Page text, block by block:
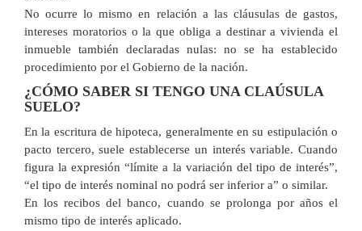
No ocurre lo mismo en relación a las cláusulas de gastos,
intereses moratorios o la que obliga a destinar a vivienda el
inmueble también declaradas nulas: no se ha establecido
procedimiento por el Gobierno de la nación.
¿CÓMO SABER SI TENGO UNA CLAÚSULA
SUELO?
En la escritura de hipoteca, generalmente en su estipulación o
pacto tercero, suele establecerse un interés variable. Cuando
figura la expresión “límite a la variación del tipo de interés”,
“el tipo de interés nominal no podrá ser inferior a” o similar.
En los recibos del banco, cuando se prolonga por años el
mismo tipo de interés aplicado.